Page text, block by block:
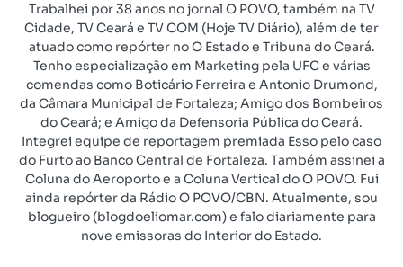
Trabalhei por 38 anos no jornal O POVO, também na TV
Cidade, TV Ceará e TV COM (Hoje TV Diário), além de ter
atuado como repórter no O Estado e Tribuna do Ceará.
Tenho especialização em Marketing pela UFC e várias
comendas como Boticário Ferreira e Antonio Drumond,
da Câmara Municipal de Fortaleza; Amigo dos Bombeiros
do Ceará; e Amigo da Defensoria Pública do Ceará.
Integrei equipe de reportagem premiada Esso pelo caso
do Furto ao Banco Central de Fortaleza. Também assinei a
Coluna do Aeroporto e a Coluna Vertical do O POVO. Fui
ainda repórter da Rádio O POVO/CBN. Atualmente, sou
blogueiro (blogdoeliomar.com) e falo diariamente para
nove emissoras do Interior do Estado.